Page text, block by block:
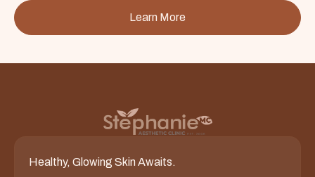
Learn More
Healthy, Glowing Skin Awaits.